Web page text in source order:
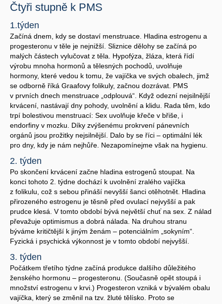
Čtyři stupně k PMS
1.týden
Začíná dnem, kdy se dostaví menstruace. Hladina estrogenu a
progesteronu v těle je nejnižší. Sliznice dělohy se začíná po
malých částech vylučovat z těla. Hypofýza, žláza, která řídí
výrobu mnoha hormonů a tělesných pochodů, uvolňuje
hormony, které vedou k tomu, že vajíčka ve svých obalech, jimž
se odborně říká Graafovy folikuly, začnou dozrávat. PMS
v prvních dnech menstruace „odplouvá“. Když odezní nejsilnější
krvácení, nastávají dny pohody, uvolnění a klidu. Rada těm, kdo
trpí bolestivou menstruací: Sex uvolňuje křeče v břiše, i
endorfiny v mozku. Díky zvýšenému prokrvení pánevních
orgánů jsou prožitky nejsilnější. Dalo by se říci – optimální lék
pro dny, kdy je nám nejhůře. Nezapomínejme však na hygienu.
2. týden
Po skončení krvácení začne hladina estrogenů stoupat. Na
konci tohoto 2. týdne dochází k uvolnění zralého vajíčka
z folikulu, což s sebou přináší nevyšší šanci otěhotnět. Hladina
přirozeného estrogenu je těsně před ovulací nejvyšší a pak
prudce klesá. V tomto období bývá největší chuť na sex. Z nálad
převažuje optimismus a dobrá nálada. Na druhou stranu
býváme kritičtější k jiným ženám – potenciálním „sokyním“.
Fyzická i psychická výkonnost je v tomto období nejvyšší.
3. týden
Počátkem třetího týdne začíná produkce dalšího důležitého
ženského hormonu – progesteronu. (Současně opět stoupá i
množství estrogenu v krvi.) Progesteron vzniká v bývalém obalu
vajíčka, který se změnil na tzv. žluté tělísko. Proto se